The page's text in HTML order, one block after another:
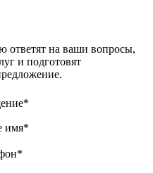
ответят на ваши вопросы,
и подготовят
*
имя*
*